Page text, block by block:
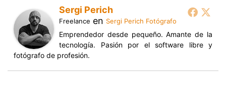
Sergi Perich
Freelance en Sergi Perich Fotógrafo
Emprendedor desde pequeño. Amante de la
tecnología. Pasión por el software libre y
fotógrafo de profesión.